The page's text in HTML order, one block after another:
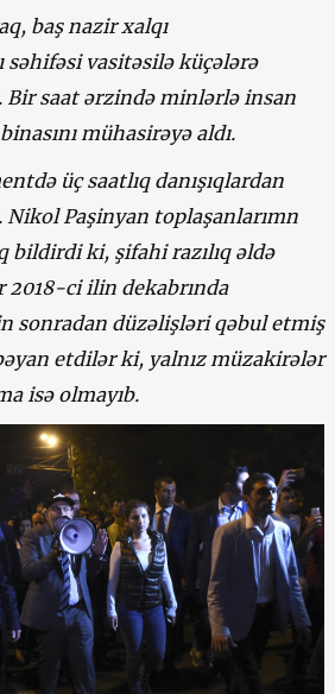
baş nazir xalqı
səhifəsi vasitəsilə küçələrə
Bir saat ərzində minlərlə insan
mühasirəyə aldı.
üç saatlıq danışıqlardan
Nikol Paşinyan toplaşanlarımn
bildirdi ki, şifahi razılıq əldə
2018-ci ilin dekabrında
sonradan düzəlişləri qəbul etmiş
etdilər ki, yalnız müzakirələr
isə olmayıb.